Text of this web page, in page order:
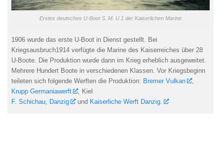
Erstes deutsches U-Boot S. M. U 1 der Kaiserlichen Marine
1906 wurde das erste U-Boot in Dienst gestellt. Bei
Kriegsausbruch1914 verfügte die Marine des Kaiserreiches über 28
U-Boote. Die Produktion wurde dann im Krieg erheblich ausgeweitet.
Mehrere Hundert Boote in verschiedenen Klassen. Vor Kriegsbeginn
teileten sich folgende Werften die Produktion: Bremer Vulkan
,
Krupp Germaniawerft
, Kiel
F. Schichau, Danzig
und Kaiserliche Werft Danzig.